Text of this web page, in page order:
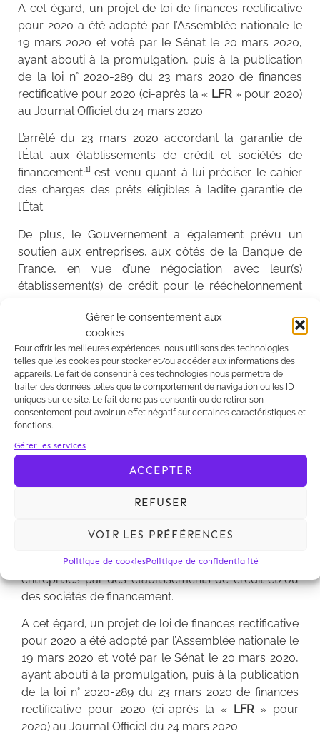
Gérer le consentement aux
cookies
Pour offrir les meilleures expériences, nous utilisons des technologies
telles que les cookies pour stocker et/ou accéder aux informations des
appareils. Le fait de consentir à ces technologies nous permettra de
traiter des données telles que le comportement de navigation ou les ID
uniques sur ce site. Le fait de ne pas consentir ou de retirer son
consentement peut avoir un effet négatif sur certaines caractéristiques et
fonctions.
Gérer les services
ACCEPTER
REFUSER
VOIR LES PRÉFÉRENCES
Politique de cookiesPolitique de confidentialité
A cet égard, un projet de loi de finances rectificative
pour 2020 a été adopté par l’Assemblée nationale le
19 mars 2020 et voté par le Sénat le 20 mars 2020,
ayant abouti à la promulgation, puis à la publication
de la loi n° 2020-289 du 23 mars 2020 de finances
rectificative pour 2020 (ci-après la « LFR » pour 2020)
au Journal Officiel du 24 mars 2020.
L’arrêté du 23 mars 2020 accordant la garantie de
l’État aux établissements de crédit et sociétés de
financement[1] est venu quant à lui préciser le cahier
des charges des prêts éligibles à ladite garantie de
l’État.
De plus, le Gouvernement a également prévu un
soutien aux entreprises, aux côtés de la Banque de
France, en vue d’une négociation avec leur(s)
établissement(s) de crédit pour le rééchelonnement
de leur(s) prêt(s), avec notamment la mise en place
d’une procédure accélérée d’accès à la « Médiation
POUR LIRE NOTRE ARTICLE COMPLET CLIQUEZICI
Pour faire face à l’épidémie du Coronavirus Covid-
19, le Gouvernement a mis en place un « Plan
de soutien aux entreprises.
Il s’agit notamment d’un mécanisme de garantie
milliards d’euros pour les prêts consentis aux
entreprises par des établissements de crédit et/ou
des sociétés de financement.
A cet égard, un projet de loi de finances rectificative
pour 2020 a été adopté par l’Assemblée nationale le
19 mars 2020 et voté par le Sénat le 20 mars 2020,
ayant abouti à la promulgation, puis à la publication
de la loi n° 2020-289 du 23 mars 2020 de finances
rectificative pour 2020 (ci-après la «
LFR » pour
2020) au Journal Officiel du 24 mars 2020.